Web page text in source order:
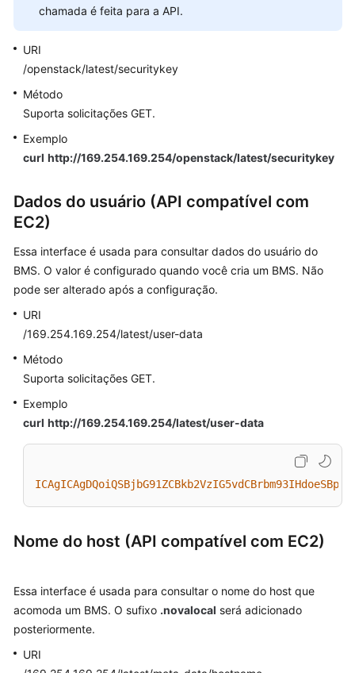
chamada é feita para a API.
URI
/openstack/latest/securitykey
Método
Suporta solicitações GET.
Exemplo
curl http://169.254.169.254/openstack/latest/securitykey
Dados do usuário (API compatível com
EC2)
Essa interface é usada para consultar dados do usuário do
BMS. O valor é configurado quando você cria um BMS. Não
pode ser alterado após a configuração.
URI
/169.254.169.254/latest/user-data
Método
Suporta solicitações GET.
Exemplo
curl http://169.254.169.254/latest/user-data
Nome do host (API compatível com EC2)
Essa interface é usada para consultar o nome do host que
acomoda um BMS. O sufixo .novalocal será adicionado
posteriormente.
URI